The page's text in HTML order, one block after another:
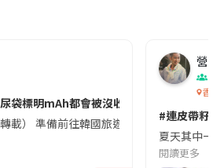
袋標明mAh都會被沒收😱出發前切記檢查
轉載） 準備前往韓國旅遊的民眾，近期要
營養
香港
#連皮帶籽
夏天其中一
閱讀更多